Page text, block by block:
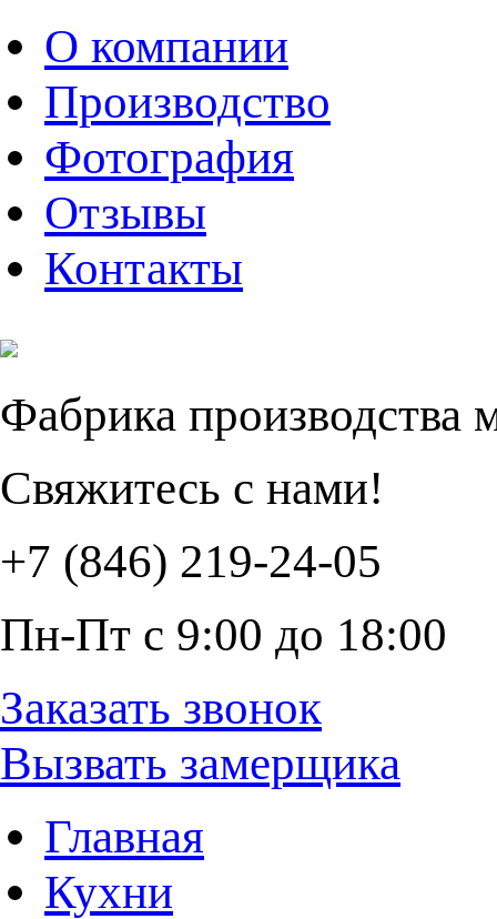
О компании
Производство
Фотография
Отзывы
Контакты
Фабрика производства
Свяжитесь с нами!
+7 (846) 219-24-05
Пн-Пт с 9:00 до 18:00
Заказать звонок
Вызвать замерщика
Главная
Кухни